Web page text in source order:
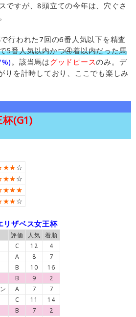
ですが、8頭立ての今年は、穴ぐさ
行われた7回の6番人気以下を精査
5番人気以内かつ④着以内だった馬
。該当馬はグッドピースのみ。デ
りを計時しており、ここでも楽しみ
(G1)
☆
☆
☆
リザベス女王杯
評価 人気
着順
C 12
4
A 8
7
B 10
16
B 9
2
A 7
7
C 11
14
B 7
2